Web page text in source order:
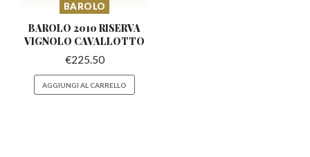
BAROLO
BAROLO 2010 RISERVA
VIGNOLO CAVALLOTTO
€225.50
AGGIUNGI AL CARRELLO